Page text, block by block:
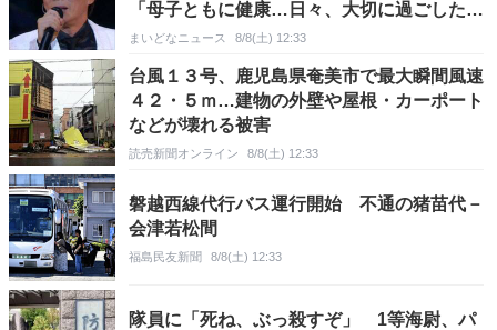
「母子ともに健康…日々、大切に過ごした
い」
まいどなニュース 8/8(土) 12:33
台風１３号、鹿児島県奄美市で最大瞬間風速
４２・５ｍ…建物の外壁や屋根・カーポート
などが壊れる被害
読売新聞オンライン 8/8(土) 12:33
磐越西線代行バス運行開始 不通の猪苗代－
会津若松間
福島民友新聞 8/8(土) 12:33
隊員に「死ね、ぶっ殺すぞ」 1等海尉、パ